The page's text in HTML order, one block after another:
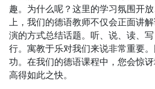
趣。为什么呢？这里的学习氛围开
上，我们的德语教师不仅会正面讲
演的方式总结话题。听、说、读、
行。寓教于乐对我们来说非常重要
功。在我们的德语课程中，您会惊
高得如此之快。